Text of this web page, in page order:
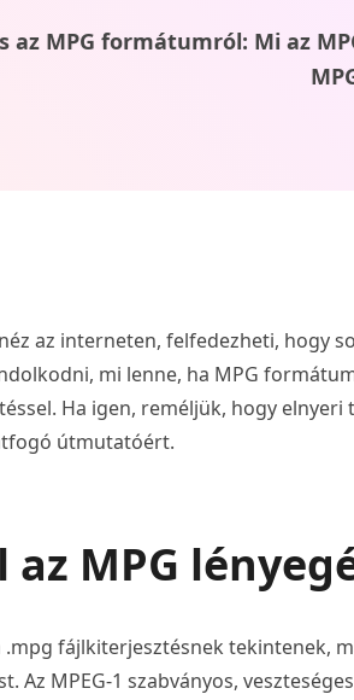
az MPG formátumról: Mi az
az interneten, felfedezheti, hogy
mi lenne, ha MPG
Ha igen, reméljük, hogy elnyeri
útmutatóért.
az MPG
fájlkiterjesztésnek tekintenek,
Az MPEG-1 szabványos,